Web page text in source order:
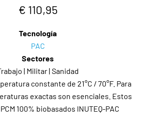
€ 110,95
Tecnología
PAC
Sectores
| Militar | Sanidad
constante de 21°C / 70°F. Para
exactas son esenciales. Estos
100% biobasados INUTEQ-PAC